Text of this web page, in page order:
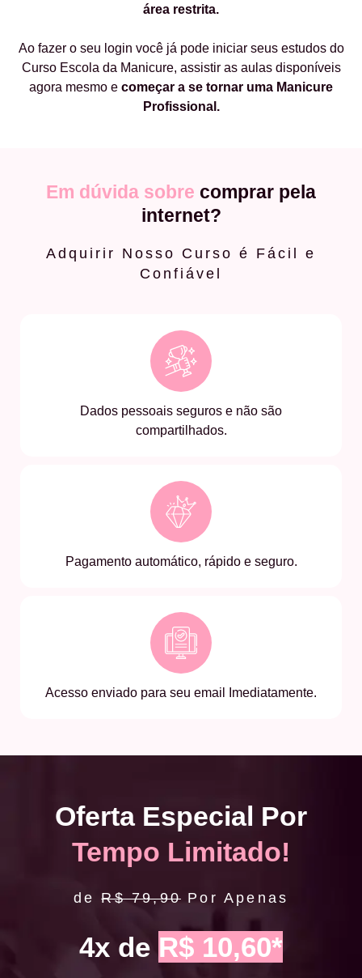
área restrita.
Ao fazer o seu login você já pode iniciar seus estudos do
Curso Escola da Manicure, assistir as aulas disponíveis
agora mesmo e começar a se tornar uma Manicure
Profissional.
Em dúvida sobre comprar pela
internet?
Adquirir Nosso Curso é Fácil e
Confiável
Dados pessoais seguros e não são
compartilhados.
Pagamento automático, rápido e seguro.
Acesso enviado para seu email Imediatamente.
Oferta Especial Por
Tempo Limitado!
deR$ 79,90 Por Apenas
4x de R$ 10,60*